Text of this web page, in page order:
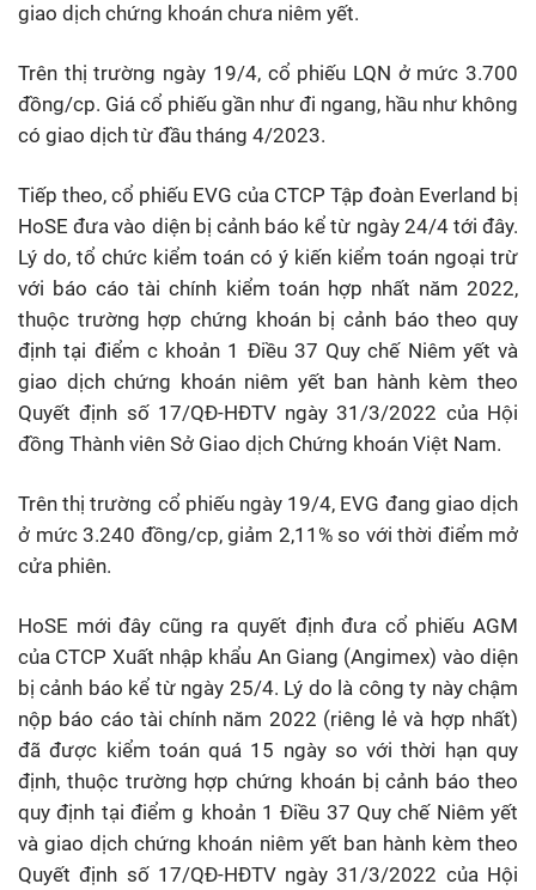
giao dịch chứng khoán chưa niêm yết.
Trên thị trường ngày 19/4, cổ phiếu LQN ở mức 3.700
đồng/cp. Giá cổ phiếu gần như đi ngang, hầu như không
có giao dịch từ đầu tháng 4/2023.
Tiếp theo, cổ phiếu EVG của CTCP Tập đoàn Everland bị
HoSE đưa vào diện bị cảnh báo kể từ ngày 24/4 tới đây.
Lý do, tổ chức kiểm toán có ý kiến kiểm toán ngoại trừ
với báo cáo tài chính kiểm toán hợp nhất năm 2022,
thuộc trường hợp chứng khoán bị cảnh báo theo quy
định tại điểm c khoản 1 Điều 37 Quy chế Niêm yết và
giao dịch chứng khoán niêm yết ban hành kèm theo
Quyết định số 17/QĐ-HĐTV ngày 31/3/2022 của Hội
đồng Thành viên Sở Giao dịch Chứng khoán Việt Nam.
Trên thị trường cổ phiếu ngày 19/4, EVG đang giao dịch
ở mức 3.240 đồng/cp, giảm 2,11% so với thời điểm mở
cửa phiên.
HoSE mới đây cũng ra quyết định đưa cổ phiếu AGM
của CTCP Xuất nhập khẩu An Giang (Angimex) vào diện
bị cảnh báo kể từ ngày 25/4. Lý do là công ty này chậm
nộp báo cáo tài chính năm 2022 (riêng lẻ và hợp nhất)
đã được kiểm toán quá 15 ngày so với thời hạn quy
định, thuộc trường hợp chứng khoán bị cảnh báo theo
quy định tại điểm g khoản 1 Điều 37 Quy chế Niêm yết
và giao dịch chứng khoán niêm yết ban hành kèm theo
Quyết định số 17/QĐ-HĐTV ngày 31/3/2022 của Hội